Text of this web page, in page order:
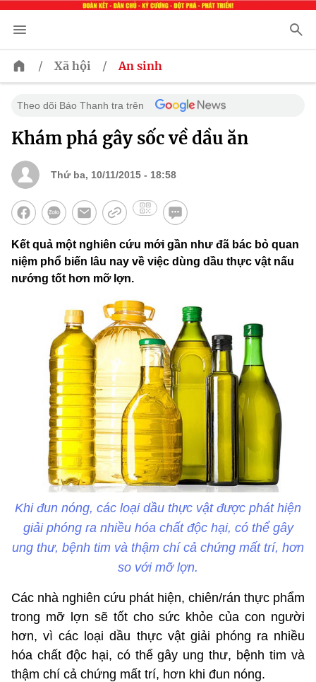
/ Xã hội / An sinh
Theo dõi Báo Thanh tra trên
Khám phá gây sốc về dầu ăn
Thứ ba, 10/11/2015 - 18:58
Kết quả một nghiên cứu mới gần như đã bác bỏ quan
niệm phổ biến lâu nay về việc dùng dầu thực vật nấu
nướng tốt hơn mỡ lợn.
Khi đun nóng, các loại dầu thực vật được phát hiện
giải phóng ra nhiều hóa chất độc hại, có thể gây
ung thư, bệnh tim và thậm chí cả chứng mất trí, hơn
so với mỡ lợn.
Các nhà nghiên cứu phát hiện, chiên/rán thực phẩm
trong mỡ lợn sẽ tốt cho sức khỏe của con người
hơn, vì các loại dầu thực vật giải phóng ra nhiều
hóa chất độc hại, có thể gây ung thư, bệnh tim và
thậm chí cả chứng mất trí, hơn khi đun nóng.